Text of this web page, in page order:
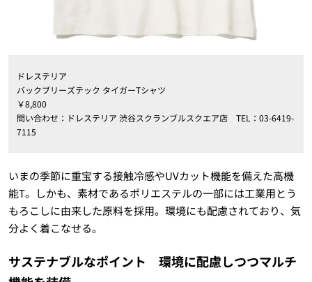
ドレステリア
バックブリーズテック タイガーTシャツ
￥8,800
問い合わせ：ドレステリア 渋谷スクランブルスクエア店 TEL：03-6419-
7115
いまの季節に重宝する接触冷感やUVカット機能を備えた高機
能T。しかも、素材であるポリエステルの一部には工業用とう
もろこしに由来した原料を採用。環境にも配慮されており、気
分よく着こなせる。
サステナブルなポイント 環境に配慮しつつマルチ